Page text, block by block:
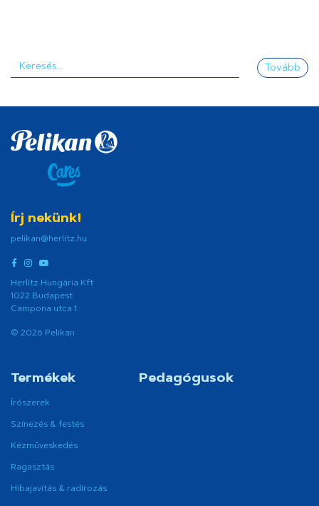
Tovább
Írj nekünk!
pelikan@herlitz.hu
Herlitz Hungária Kft
1022 Budapest
Campona utca 1.
© 2026 Pelikan
Termékek
Írószerek
Színezés & festés
Kézműveskedés
Ragasztás
Hibajavítás & radírozás
Pedagógusok